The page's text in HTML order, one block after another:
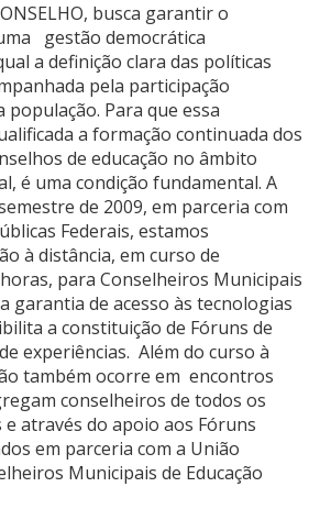
busca garantir o
gestão democrática
a definição clara das políticas
pela participação
Para que essa
a formação continuada dos
de educação no âmbito
é uma condição fundamental. A
de 2009, em parceria com
Federais, estamos
à distância, em curso de
para Conselheiros Municipais
garantia de acesso às tecnologias
a constituição de Fóruns de
experiências. Além do curso à
também ocorre em encontros
conselheiros de todos os
através do apoio aos Fóruns
em parceria com a União
Municipais de Educação